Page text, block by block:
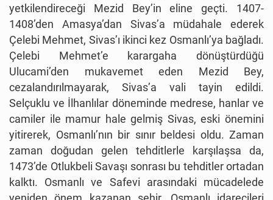
yetkilendireceği Mezid Bey’in eline geçti. 1407-
1408’den Amasya’dan Sivas’a müdahale ederek
Çelebi Mehmet, Sivas’ı ikinci kez Osmanlı’ya bağladı.
Çelebi Mehmet’e karargaha dönüştürdüğü
Ulucami’den mukavemet eden Mezid Bey,
cezalandırılmayarak, Sivas’a vali tayin edildi.
Selçuklu ve İlhanlılar döneminde medrese, hanlar ve
camiler ile mamur hale gelmiş Sivas, eski önemini
yitirerek, Osmanlı’nın bir sınır beldesi oldu. Zaman
zaman doğudan gelen tehditlerle karşılaşsa da,
1473’de Otlukbeli Savaşı sonrası bu tehditler ortadan
kalktı. Osmanlı ve Safevi arasındaki mücadelede